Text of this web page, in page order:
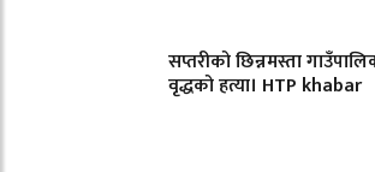
सप्तरीको छिन्नमस्ता
वृद्धको हत्या। HTP khabar